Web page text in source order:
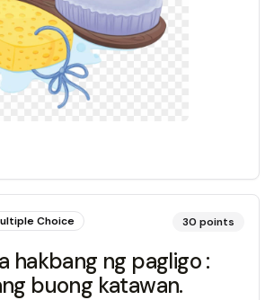
Choice 30 points
hakbang ng pagligo :
buong katawan.